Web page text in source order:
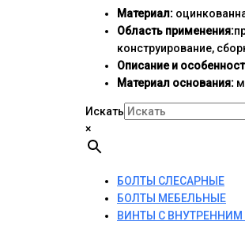
Материал:
Область применения:
конструирование,
Описание и
Материал основания:
Искать
×
БОЛТЫ СЛЕСАРНЫЕ
БОЛТЫ МЕБЕЛЬНЫЕ
ВИНТЫ С